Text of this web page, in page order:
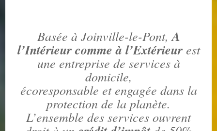
Basée à Joinville-le-Pont,A
l’Intérieur comme à l’Extérieurest
une entreprise de services à
domicile,
écoresponsable et engagée dans la
protection de la planète.
L’ensemble des services ouvrent